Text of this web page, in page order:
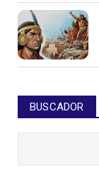
BUSCADOR